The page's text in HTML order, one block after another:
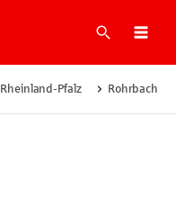
Suche
Rheinland-Pfalz Rohrbach